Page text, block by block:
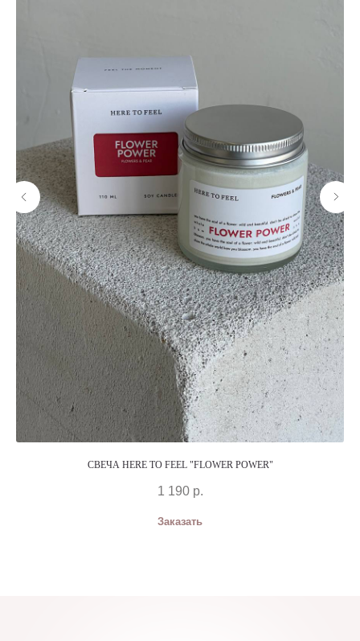
СВЕЧА HERE TO FEEL "FLOWER POWER"
1 190 р.
Заказать